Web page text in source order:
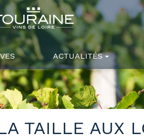
ACTUALITÉS
TAILLE AUX